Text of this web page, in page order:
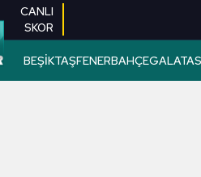
CANLI
SKOR
BEŞİKTAŞFENERBAHÇE